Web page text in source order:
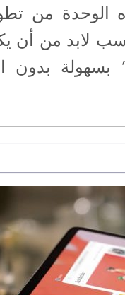
لابد من أن
بدون